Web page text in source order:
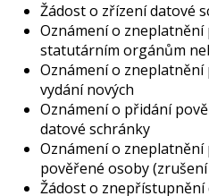
Žádost o zřízení datové
Oznámení o
statutárním orgánům
Oznámení o
vydání nových
Oznámení o přidání
datové schránky
Oznámení o
pověřené osoby
Žádost o